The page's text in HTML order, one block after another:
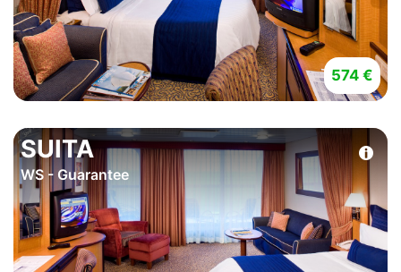
574 €
SUITA
WS - Guarantee